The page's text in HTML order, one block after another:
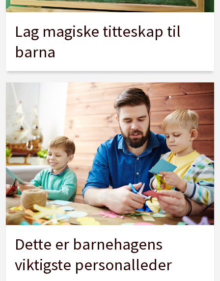
Lag magiske titteskap til
barna
Dette er barnehagens
viktigste personalleder